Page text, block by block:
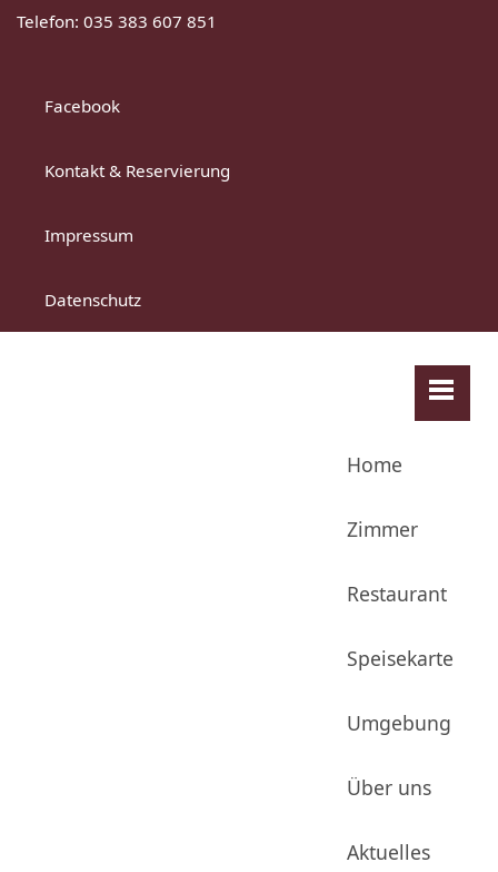
Telefon: 035 383 607 851
Facebook
Kontakt & Reservierung
Impressum
Datenschutz
Home
Zimmer
Restaurant
Speisekarte
Umgebung
Über uns
Aktuelles